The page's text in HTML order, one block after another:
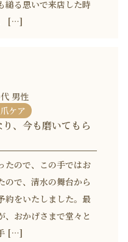
縋る思いで来店した時
[…]
男性
ケア
、今も磨いてもら
たので、この手ではお
ので、清水の舞台から
約をいたしました。最
、おかげさまで堂々と
[…]